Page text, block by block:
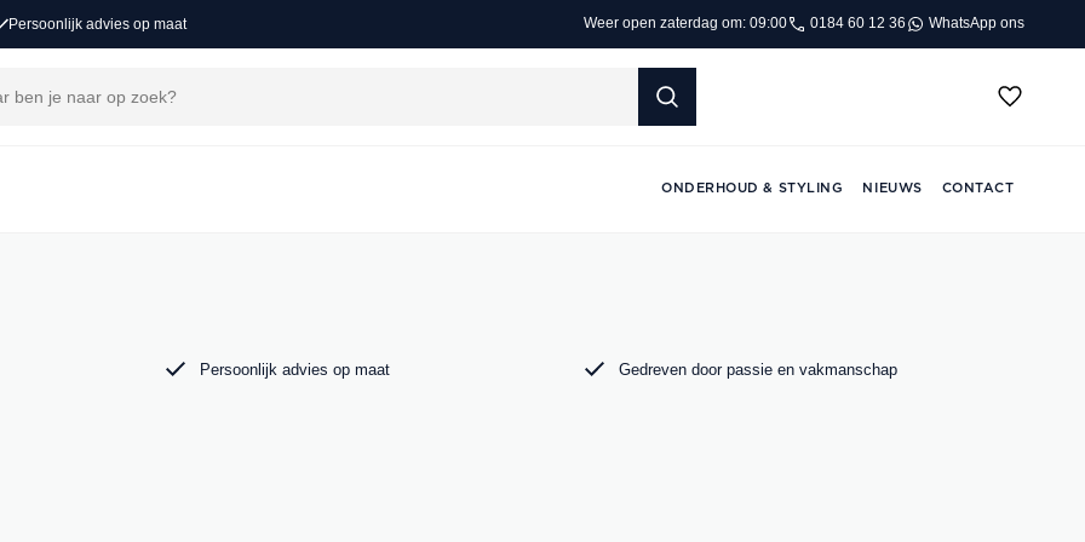
Persoonlijk advies op maat Weer open zaterdag om: 09:00 0184 60 12 36 WhatsApp ons
ONDERHOUD & STYLING NIEUWS CONTACT
Auto vind je een zorgvuldig
de krachtige Audi RS6. Bekijk ons aanbod
Persoonlijk advies op maat Gedreven door passie en vakmanschap